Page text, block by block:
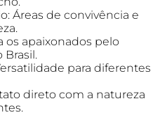
Áreas de convivência e
os apaixonados pelo
para diferentes
direto com a natureza